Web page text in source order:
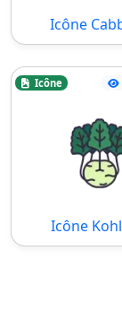
Icône
Icône
Icône